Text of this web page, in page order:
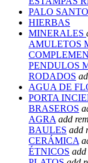
PALO SANTO
HIERBAS
MINERALES
AMULETOS
PENDULOS
RODADOS
AGUA DE
PORTA
BRASEROS
AGRA add
BAULES add
CERÁMICA
ÉTNICOS add